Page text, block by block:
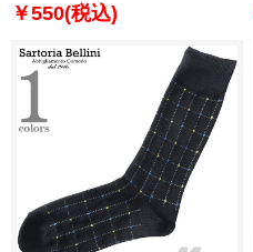
sbs-5510
￥550(税込)